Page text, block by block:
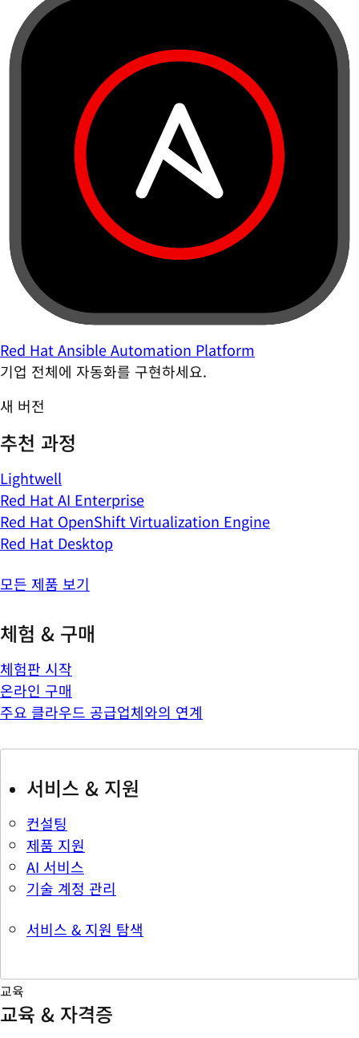
Red Hat Ansible Automation Platform
기업 전체에 자동화를 구현하세요.
새 버전
추천 과정
Lightwell
Red Hat AI Enterprise
Red Hat OpenShift Virtualization Engine
Red Hat Desktop
모든 제품 보기
체험 & 구매
체험판 시작
온라인 구매
주요 클라우드 공급업체와의 연계
서비스 & 지원
컨설팅
제품 지원
AI 서비스
기술 계정 관리
서비스 & 지원 탐색
교육
교육 & 자격증